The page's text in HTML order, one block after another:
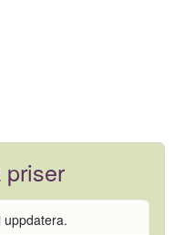
priser
uppdatera.